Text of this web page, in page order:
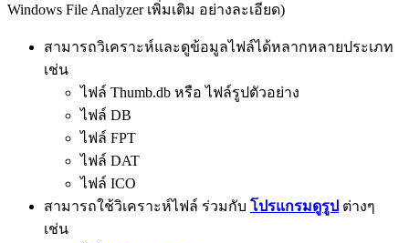
Windows File Analyzer เพิ่มเติม อย่างละเอียด)
สามารถวิเคราะห์และดูข้อมูลไฟล์ได้หลากหลายประเภท
เช่น
ไฟล์ Thumb.db หรือ ไฟล์รูปตัวอย่าง
ไฟล์ DB
ไฟล์ FPT
ไฟล์ DAT
ไฟล์ ICO
สามารถใช้วิเคราะห์ไฟล์ ร่วมกับ โปรแกรมดูรูป ต่างๆ
เช่น